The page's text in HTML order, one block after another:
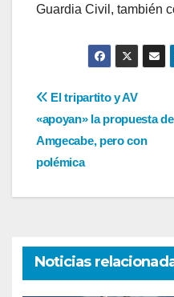
Guardia Civil, también
Navegación
de
entradas
El tripartito y AV
«apoyan» la propuesta de
Amgecabe, pero con
polémica
Noticias